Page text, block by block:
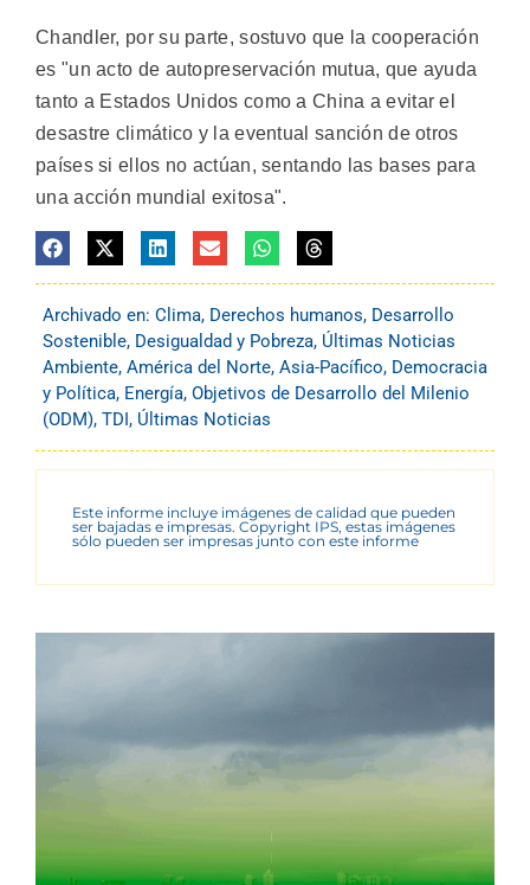
Chandler, por su parte, sostuvo que la cooperación
es "un acto de autopreservación mutua, que ayuda
tanto a Estados Unidos como a China a evitar el
desastre climático y la eventual sanción de otros
países si ellos no actúan, sentando las bases para
una acción mundial exitosa".
Archivado en: Clima, Derechos humanos, Desarrollo
Sostenible, Desigualdad y Pobreza, Últimas Noticias
Ambiente, América del Norte, Asia-Pacífico, Democracia
y Política, Energía, Objetivos de Desarrollo del Milenio
(ODM), TDI, Últimas Noticias
Este informe incluye imágenes de calidad que pueden
ser bajadas e impresas. Copyright IPS, estas imágenes
sólo pueden ser impresas junto con este informe